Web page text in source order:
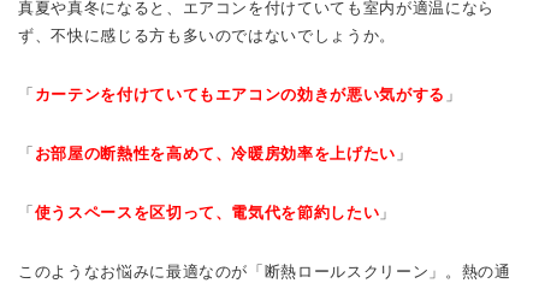
真夏や真冬になると、エアコンを付けていても室内が適温になら
ず、不快に感じる方も多いのではないでしょうか。
「 カーテンを付けていてもエアコンの効きが悪い気がする 」
「 お部屋の断熱性を高めて、冷暖房効率を上げたい 」
「 使うスペースを区切って、電気代を節約したい 」
このようなお悩みに最適なのが「断熱ロールスクリーン」。熱の通